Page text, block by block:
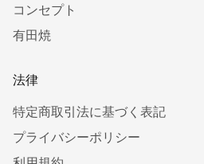
コンセプト
有田焼
法律
特定商取引法に基づく表記
プライバシーポリシー